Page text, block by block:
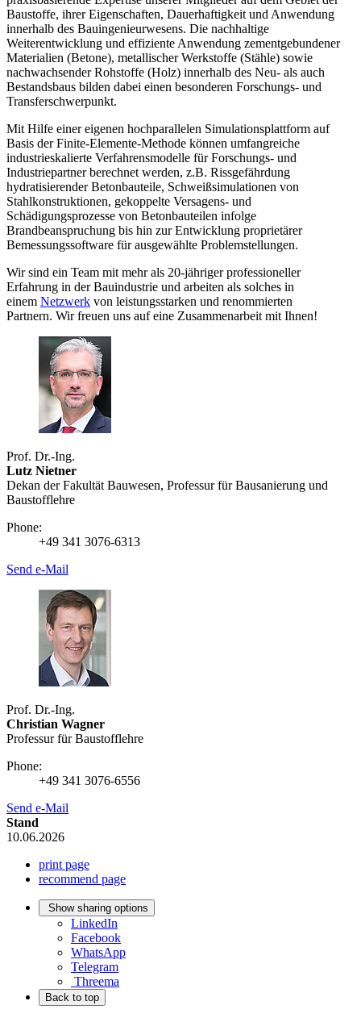
Baustoffe, ihrer Eigenschaften, Dauerhaftigkeit und Anwendung
innerhalb des Bauingenieurwesens. Die nachhaltige
Weiterentwicklung und effiziente Anwendung zementgebundener
Materialien (Betone), metallischer Werkstoffe (Stähle) sowie
nachwachsender Rohstoffe (Holz) innerhalb des Neu- als auch
Bestandsbaus bilden dabei einen besonderen Forschungs- und
Transferschwerpunkt.
Mit Hilfe einer eigenen hochparallelen Simulationsplattform auf
Basis der Finite-Elemente-Methode können umfangreiche
industrieskalierte Verfahrensmodelle für Forschungs- und
Industriepartner berechnet werden, z.B. Rissgefährdung
hydratisierender Betonbauteile, Schweißsimulationen von
Stahlkonstruktionen, gekoppelte Versagens- und
Schädigungsprozesse von Betonbauteilen infolge
Brandbeanspruchung bis hin zur Entwicklung proprietärer
Bemessungssoftware für ausgewählte Problemstellungen.
Wir sind ein Team mit mehr als 20-jähriger professioneller
Erfahrung in der Bauindustrie und arbeiten als solches in
einem Netzwerk von leistungsstarken und renommierten
Partnern. Wir freuen uns auf eine Zusammenarbeit mit Ihnen!
Prof. Dr.-Ing.
Lutz Nietner
Dekan der Fakultät Bauwesen, Professur für Bausanierung und
Baustofflehre
Phone:
+49 341 3076-6313
Send e-Mail
Prof. Dr.-Ing.
Christian Wagner
Professur für Baustofflehre
Phone:
+49 341 3076-6556
Send e-Mail
Stand
10.06.2026
print page
recommend page
Show sharing options
LinkedIn
Facebook
WhatsApp
Telegram
Threema
Back to top